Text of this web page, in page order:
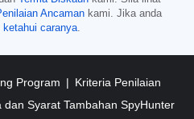
Ancaman kami. Jika anda
ketahui caranya.
Program
Kriteria Penilaian
dan Syarat Tambahan SpyHunter